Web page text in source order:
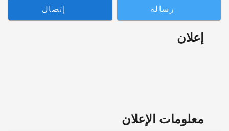
رسالة إتصال
إعلان
معلومات الإعلان